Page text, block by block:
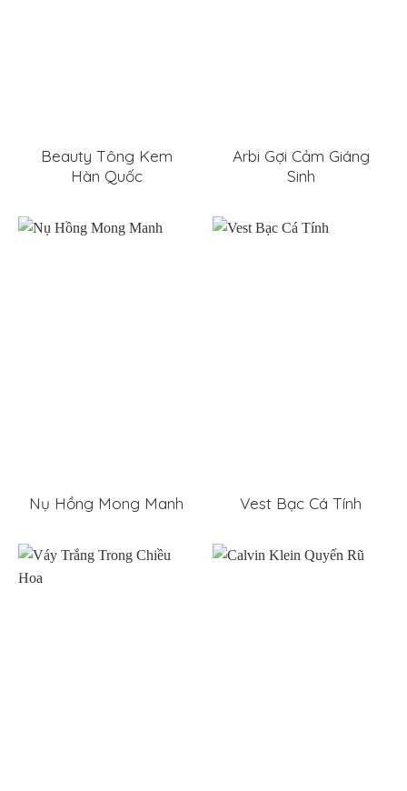
Beauty Tông Kem
Hàn Quốc
Arbi Gợi Cảm Giáng
Sinh
Nụ Hồng Mong Manh Vest Bạc Cá Tính